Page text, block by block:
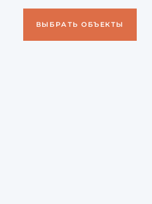
ВЫБРАТЬ ОБЪЕКТЫ